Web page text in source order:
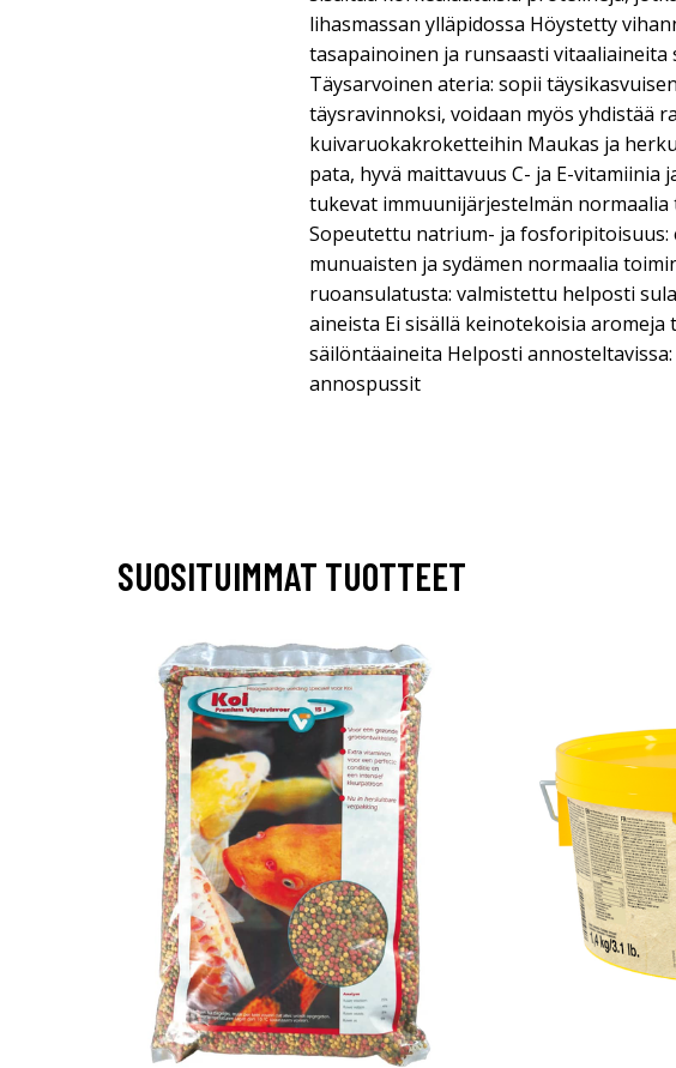
lihasmassan ylläpidossa Höystetty
tasapainoinen ja runsaasti vitaaliaineita
Täysarvoinen ateria: sopii
täysravinnoksi, voidaan myös yhdistää
kuivaruokakroketteihin Maukas ja
pata, hyvä maittavuus C- ja E-vitamiinia
tukevat immuunijärjestelmän normaalia
Sopeutettu natrium- ja fosforipitoisuus:
munuaisten ja sydämen normaalia
ruoansulatusta: valmistettu helposti
aineista Ei sisällä keinotekoisia aromeja
säilöntäaineita Helposti
annospussit
SUOSITUIMMAT TUOTTEET